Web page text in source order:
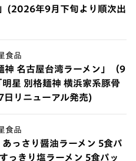
(2026年9月下旬より順次出
食品
神 名古屋台湾ラーメン」（9
星 別格麺神 横浜家系豚骨
日リニューアル発売)
食品
あっさり醤油ラーメン 5食パ
っきり塩ラーメン 5食パッ